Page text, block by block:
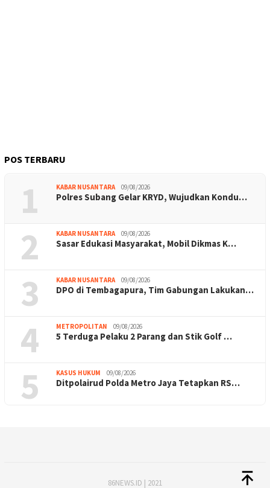
POS TERBARU
1 KABAR NUSANTARA 09/08/2026
Polres Subang Gelar KRYD, Wujudkan Kondu…
2 KABAR NUSANTARA 09/08/2026
Sasar Edukasi Masyarakat, Mobil Dikmas K…
3 KABAR NUSANTARA 09/08/2026
DPO di Tembagapura, Tim Gabungan Lakukan…
4 METROPOLITAN 09/08/2026
5 Terduga Pelaku 2 Parang dan Stik Golf …
5 KASUS HUKUM 09/08/2026
Ditpolairud Polda Metro Jaya Tetapkan RS…
86NEWS.ID | 2021